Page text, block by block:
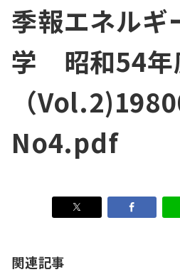
季報エネルギ
学 昭和54年
（
No4.pdf
関連記事